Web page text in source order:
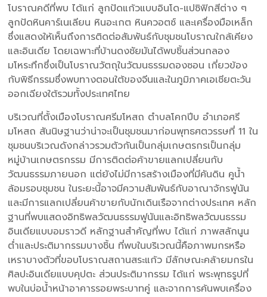
โบราณคดีที่พบ ได้แก่ ลูกปัดแก้วแบบอินโด-แปซิฟิกสีต่าง ๆ
ลูกปัดหินคาร์เนเลียน หินอะเกต หินควอตซ์ และเครื่องมือเหล็ก
ซึ่งแสดงให้เห็นถึงการติดต่อสัมพันธ์กับชุมชนโบราณใกล้เคียง
และอินเดีย โดยเฉพาะที่บ้านดงชัยมันได้พบชิ้นส่วนกลอง
มโหระทึกซึ่งเป็นโบราณวัตถุในวัฒนธรรมดองซอน เกี่ยวข้อง
กับพิธีกรรมซึ่งพบทางตอนใต้ของจีนและในภูมิภาคเอเชียตะวัน
ออกเฉียงใต้รวมทั้งประเทศไทย
บริเวณที่ตั้งเมืองโบราณศรีมโหสถ ตำบลโคกปีบ อำเภอศรี
มโหสถ สันนิษฐานว่าน่าจะเป็นชุมชนมาก่อนพุทธศตวรรษที่ 11 ใน
ชุมชนบริเวณดังกล่าวรวมตัวกันเป็นกลุ่มเกษตรกรเป็นกลุ่ม
หมู่บ้านเกษตรกรรม มีการติดต่อค้าขายแลกเปลี่ยนกับ
วัฒนธรรมภายนอก แต่ยังไม่มีการสร้างเมืองที่มีคันดิน คูน้ำ
ล้อมรอบชุมชน ในระยะนี้อาจมีความสัมพันธ์กับอาณาจักรฟูนัน
และมีการแลกเปลี่ยนค้าขายกับนักเดินเรือจากต่างประเทศ หลัก
ฐานที่พบแสดงอิทธิพลวัฒนธรรมฟูนันและอิทธิพลวัฒนธรรม
อินเดียแบบอมราวดี หลักฐานสำคัญที่พบ ได้แก่ ภาพสลักนูน
ต่ำและประติมากรรมบางชิ้น ที่พบในบริเวณนี้คือภาพมกรหรือ
เหราบางตัวที่ขอบโบราณสถานสระแก้ว มีลักษณะคล้ายมกรใน
ศิลปะอินเดียแบบคุปตะ ส่วนประติมากรรม ได้แก่ พระพุทธรูปที่
พบในบ่อน้ำหน้าอาคารรอยพระบาทคู่ และจากการค้นพบเครื่อง